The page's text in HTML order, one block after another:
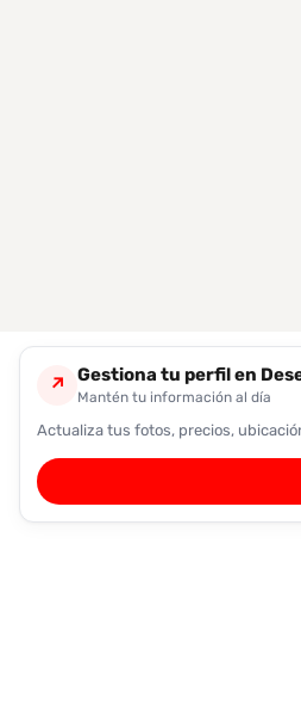
↗ Gestiona tu perfil en
Mantén tu información al día
Actualiza tus fotos, precios,